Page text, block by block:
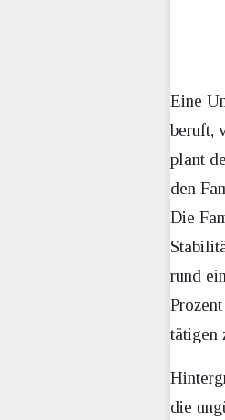
Eine
beruft,
plant
den
Die
rund
tätigen
die